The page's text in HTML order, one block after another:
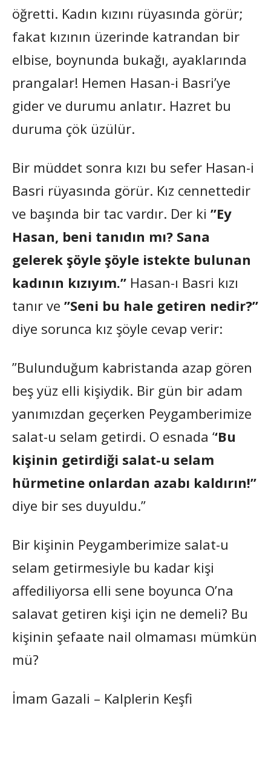
öğretti. Kadın kızını rüyasında görür;
fakat kızının üzerinde katrandan bir
elbise, boynunda bukağı, ayaklarında
prangalar! Hemen Hasan-i Basri’ye
gider ve durumu anlatır. Hazret bu
duruma çök üzülür.
Bir müddet sonra kızı bu sefer Hasan-i
Basri rüyasında görür. Kız cennettedir
ve başında bir tac vardır. Der ki ”Ey
Hasan, beni tanıdın mı? Sana
gelerek şöyle şöyle istekte bulunan
kadının kızıyım.” Hasan-ı Basri kızı
tanır ve ”Seni bu hale getiren nedir?”
diye sorunca kız şöyle cevap verir:
”Bulunduğum kabristanda azap gören
beş yüz elli kişiydik. Bir gün bir adam
yanımızdan geçerken Peygamberimize
salat-u selam getirdi. O esnada ‘‘Bu
kişinin getirdiği salat-u selam
hürmetine onlardan azabı kaldırın!”
diye bir ses duyuldu.”
Bir kişinin Peygamberimize salat-u
selam getirmesiyle bu kadar kişi
affediliyorsa elli sene boyunca O’na
salavat getiren kişi için ne demeli? Bu
kişinin şefaate nail olmaması mümkün
mü?
İmam Gazali – Kalplerin Keşfi